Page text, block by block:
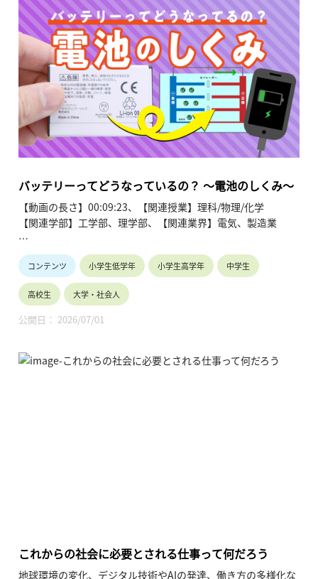
を作る」とも言われるようにアンモニアの合成によって枯渇し
つつあった肥料資源の問題を解決し、食糧問題の解決に大きく
貢献した技術として知られています。他方、ハーバー・ボッシ
ュ法は弾薬の大量生産をも可能にし、これは第一次世界大戦に
おける「総力戦」へつながりました。現代においては、米中冷
戦やウクライナ侵攻をきっかけに経済安全保障の問題が新たに
存在感を強めてきています。世界情勢は今後もめまぐるしく変
化することが予想される中、グローバルな枠組みにおいてどの
ように世界を捉えていくべきかについて示唆を提示していま
す。
バッテリーってどうなっているの？ ～電池のしくみ～
【動画の長さ】00:09:23、【関連授業】理科/物理/化学
【関連学部】工学部、理学部、【関連業界】電気、製造業
私たちの生活に欠かすことができないスマートフォンが，コン
セントにつながなくても使用できるのはなぜでしょうか？その
理由はリチウムイオン電池という電気を貯められるバッテリー
を使用しているからです。
電池の歴史や電池の材料を使った実験の様子などから，電池の
【撮影協力：高純度化学研究所 ケミカルネットワーク】
コンテンツ 小学生低学年 小学生高学年 中学生
高校生 大学・社会人
公開日： 2026/07/01
これからの社会に必要とされる仕事って何だろう
地球環境の変化、デジタル技術やAIの発達、働き方の多様化な